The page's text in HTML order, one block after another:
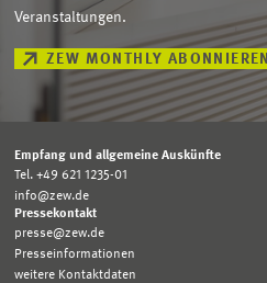
Veranstaltungen.
ZEW MONTHLY ABONNIEREN
Empfang und allgemeine Auskünfte
Tel. +49 621 1235-01
info@zew.de
Pressekontakt
presse@zew.de
Presseinformationen
weitere Kontaktdaten